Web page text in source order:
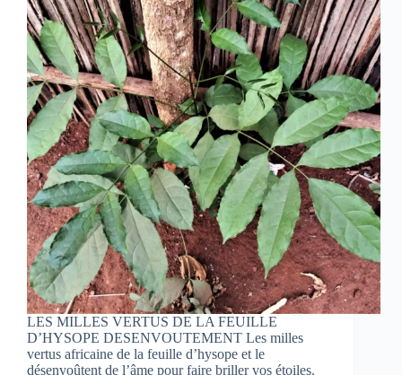
LES MILLES VERTUS DE LA FEUILLE
D’HYSOPE DESENVOUTEMENT Les milles
vertus africaine de la feuille d’hysope et le
désenvoûtent de l’âme pour faire briller vos étoiles.